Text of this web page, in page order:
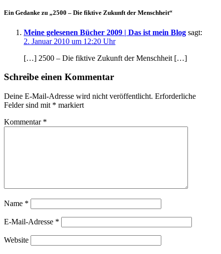
Ein Gedanke zu „2500 – Die fiktive Zukunft der Menschheit“
Meine gelesenen Bücher 2009 | Das ist mein Blog sagt:
2. Januar 2010 um 12:20 Uhr
[…] 2500 – Die fiktive Zukunft der Menschheit […]
Schreibe einen Kommentar
Deine E-Mail-Adresse wird nicht veröffentlicht. Erforderliche
Felder sind mit * markiert
Kommentar *
Name *
E-Mail-Adresse *
Website